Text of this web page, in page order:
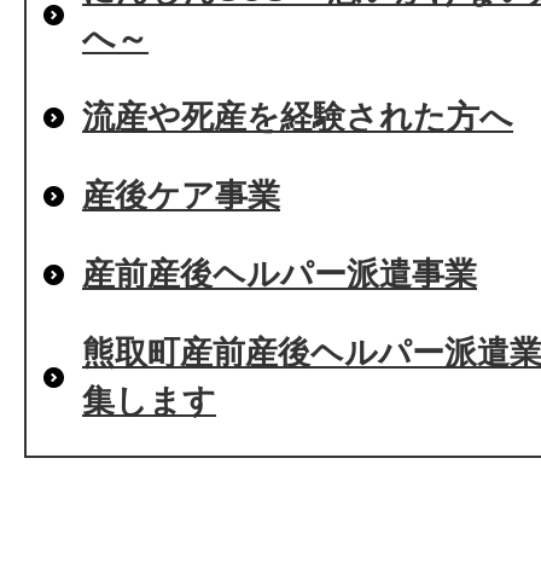
へ～
流産や死産を経験された方へ
産後ケア事業
産前産後ヘルパー派遣事業
熊取町産前産後ヘルパー派遣
集します